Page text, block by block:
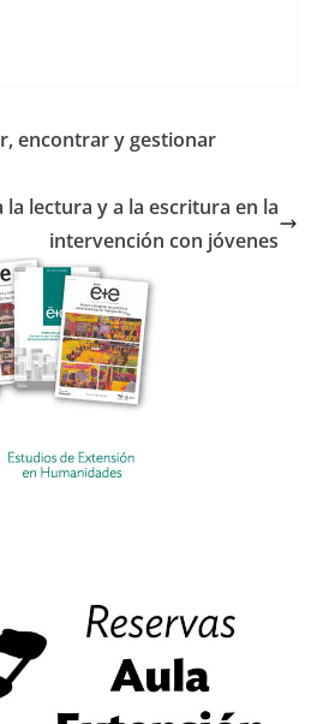
encontrar y gestionar
la lectura y a la escritura en la
intervención con jóvenes